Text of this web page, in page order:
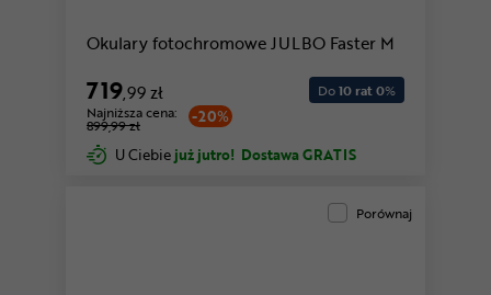
Okulary fotochromowe JULBO Faster M
719,99 zł
-20%
Najniższa cena:
899,99 zł
Do10 rat 0%
U Ciebie już jutro! Dostawa GRATIS
Porównaj